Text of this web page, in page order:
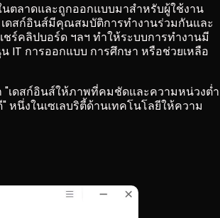
ตลาดและถูกออกแบบมาสำหรับผู้ใช้งาน
ดสก์อินส์มีคุณสมบัติการทำงานร่วมกันและ
ชร์คลิปบอร์ด ฯลฯ ทำให้ระบบการทำงานมี
การออกแบบ การศึกษา หรือช่วยเหลือ
"เดสก์อินส์ให้ภาพที่คมชัดและความหน่วงต่ำ
หนึ่งในเซเลบริตี้ด้านเทคโนโลยีให้ความ